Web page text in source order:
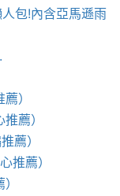
包!內含亞馬遜雨
）
薦）
薦）
推薦）